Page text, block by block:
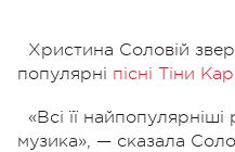
Христина Соловій
популярні пісні Тіни
«Всі її
музика», — сказала